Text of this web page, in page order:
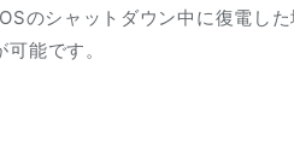
のシャットダウン中に復電した
能です。